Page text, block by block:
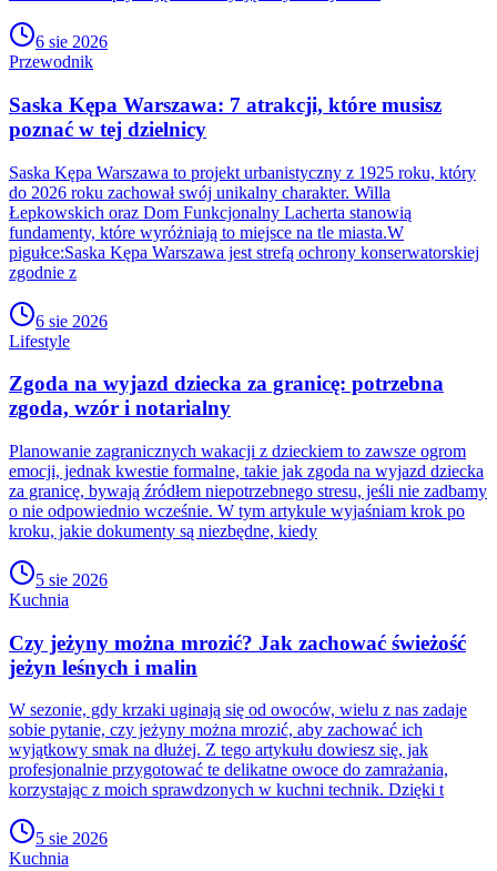
6 sie 2026
Przewodnik
Saska Kępa Warszawa: 7 atrakcji, które musisz
poznać w tej dzielnicy
Saska Kępa Warszawa to projekt urbanistyczny z 1925 roku, który
do 2026 roku zachował swój unikalny charakter. Willa
Łepkowskich oraz Dom Funkcjonalny Lacherta stanowią
fundamenty, które wyróżniają to miejsce na tle miasta.W
pigułce:Saska Kępa Warszawa jest strefą ochrony konserwatorskiej
zgodnie z
6 sie 2026
Lifestyle
Zgoda na wyjazd dziecka za granicę: potrzebna
zgoda, wzór i notarialny
Planowanie zagranicznych wakacji z dzieckiem to zawsze ogrom
emocji, jednak kwestie formalne, takie jak zgoda na wyjazd dziecka
za granicę, bywają źródłem niepotrzebnego stresu, jeśli nie zadbamy
o nie odpowiednio wcześnie. W tym artykule wyjaśniam krok po
kroku, jakie dokumenty są niezbędne, kiedy
5 sie 2026
Kuchnia
Czy jeżyny można mrozić? Jak zachować świeżość
jeżyn leśnych i malin
W sezonie, gdy krzaki uginają się od owoców, wielu z nas zadaje
sobie pytanie, czy jeżyny można mrozić, aby zachować ich
wyjątkowy smak na dłużej. Z tego artykułu dowiesz się, jak
profesjonalnie przygotować te delikatne owoce do zamrażania,
korzystając z moich sprawdzonych w kuchni technik. Dzięki t
5 sie 2026
Kuchnia